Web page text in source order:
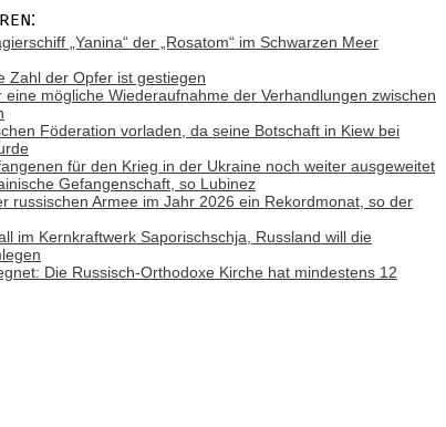
„Yanina“ der „Rosatom“ im Schwarzen Meer
Zahl der Opfer ist gestiegen
mögliche Wiederaufnahme der Verhandlungen zwischen
Föderation vorladen, da seine Botschaft in Kiew bei
für den Krieg in der Ukraine noch weiter ausgeweitet
Gefangenschaft, so Lubinez
russischen Armee im Jahr 2026 ein Rekordmonat, so der
im Kernkraftwerk Saporischschja, Russland will die
Die Russisch-Orthodoxe Kirche hat mindestens 12